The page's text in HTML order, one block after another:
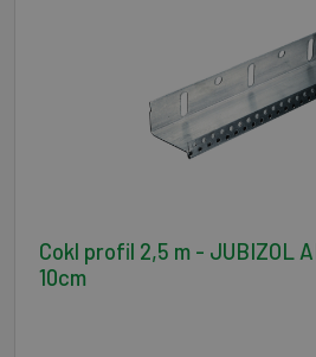
Cokl profil 2,5 m - JUBIZOL
10cm